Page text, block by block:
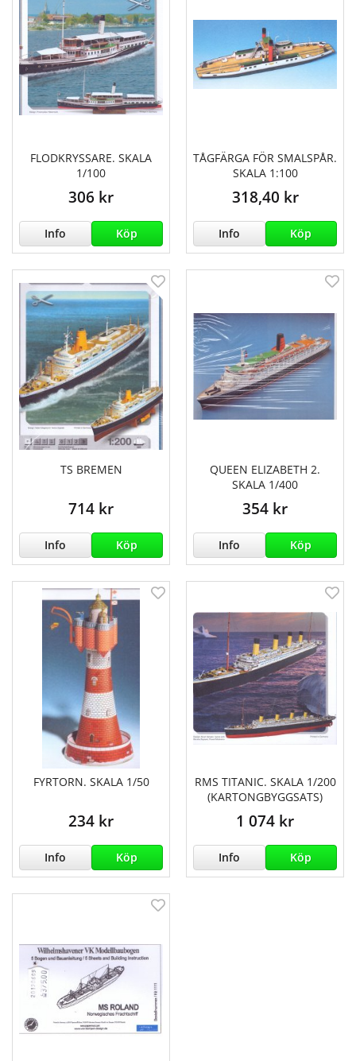
FLODKRYSSARE. SKALA
1/100
306 kr
Info Köp
TÅGFÄRGA FÖR SMALSPÅR.
SKALA 1:100
318,40 kr
Info Köp
TS BREMEN
714 kr
Info Köp
QUEEN ELIZABETH 2.
SKALA 1/400
354 kr
Info Köp
FYRTORN. SKALA 1/50
234 kr
Info Köp
RMS TITANIC. SKALA 1/200
(KARTONGBYGGSATS)
1 074 kr
Info Köp